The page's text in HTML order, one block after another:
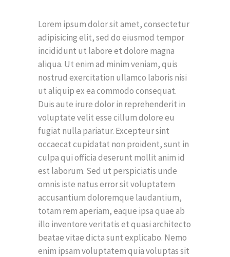
Lorem ipsum dolor sit amet, consectetur
adipisicing elit, sed do eiusmod tempor
incididunt ut labore et dolore magna
aliqua. Ut enim ad minim veniam, quis
nostrud exercitation ullamco laboris nisi
ut aliquip ex ea commodo consequat.
Duis aute irure dolor in reprehenderit in
voluptate velit esse cillum dolore eu
fugiat nulla pariatur. Excepteur sint
occaecat cupidatat non proident, sunt in
culpa qui officia deserunt mollit anim id
est laborum. Sed ut perspiciatis unde
omnis iste natus error sit voluptatem
accusantium doloremque laudantium,
totam rem aperiam, eaque ipsa quae ab
illo inventore veritatis et quasi architecto
beatae vitae dicta sunt explicabo. Nemo
enim ipsam voluptatem quia voluptas sit